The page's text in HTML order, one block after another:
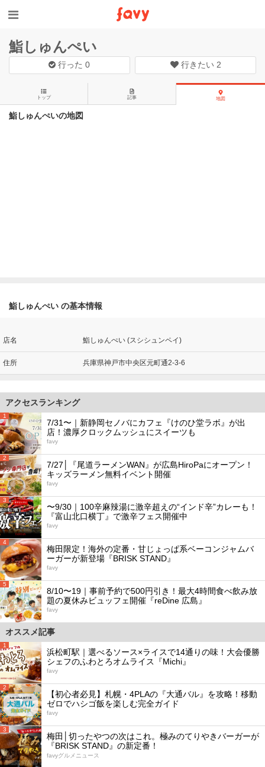
鮨しゅんぺい
行った0 行きたい 2
トップ 記事 地図
鮨しゅんぺいの地図
鮨しゅんぺい の基本情報
店名 鮨しゅんぺい (スシシュンペイ)
住所 兵庫県神戸市中央区元町通2-3-6
アクセスランキング
1
7/31〜｜新静岡セノバにカフェ『けのひ堂ラボ』が出
店！濃厚クロックムッシュにスイーツも
favy
2
7/27│『尾道ラーメンWAN』が広島HiroPaにオープン！
キッズラーメン無料イベント開催
favy
3
〜9/30｜100辛麻辣湯に激辛超えの“インド辛”カレーも！
『富山北口横丁』で激辛フェス開催中
favy
4
梅田限定！海外の定番・甘じょっぱ系ベーコンジャムバ
ーガーが新登場『BRISK STAND』
favy
5
8/10〜19｜事前予約で500円引き！最大4時間食べ飲み放
題の夏休みビュッフェ開催『reDine 広島』
favy
オススメ記事
1
浜松町駅｜選べるソース×ライスで14通りの味！大会優勝
シェフのふわとろオムライス『Michi』
favy
2
【初心者必見】札幌・4PLAの『大通バル』を攻略！移動
ゼロでハシゴ飯を楽しむ完全ガイド
favy
3
梅田│切ったやつの次はこれ。極みのてりやきバーガーが
『BRISK STAND』の新定番！
favyグルメニュース